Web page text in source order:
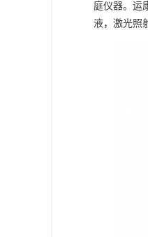
庭仪器。运
液，激光照